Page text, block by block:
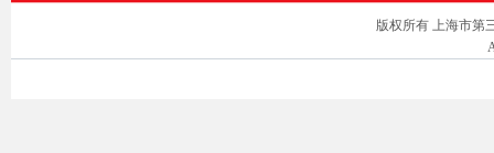
版权所有 上海市第